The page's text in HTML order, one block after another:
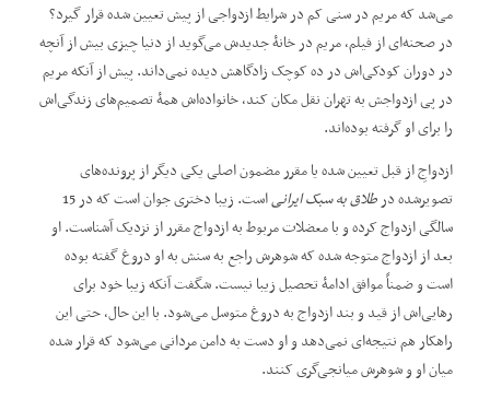
می‌شد که مریم در سنی کم در شرایط ازدواجی از پیش‌ تعیین ‌شده قرار گیرد؟
در صحنه‌ای از فیلم، مریم در خانۀ جدیدش می‌گوید از دنیا چیزی بیش از آنچه
در دوران کودکی‌اش در ده کوچک زادگاهش دیده نمی‌داند. پیش از آنکه مریم
در پی ازدواجش به تهران نقل مکان کند، خانواده‌اش همۀ تصمیم‌های زندگی‌اش
را برای او گرفته بوده‌اند.
ازدواجِ از قبل تعیین شده یا مقرر مضمون اصلی یکی دیگر از پرونده‌های
تصویرشده درطلاق به سبک ایرانی
است. زیبا دختری جوان است که در 15
سالگی ازدواج کرده و با معضلات مربوط ‌به ازدواج مقرر از نزدیک آشناست. او
بعد از ازدواج متوجه شده که شوهرش راجع به سنش به او دروغ گفته بوده
است و ضمناً موافق ادامۀ تحصیل زیبا نیست. شگفت آنکه زیبا خود برای
رهایی‌اش از قید و بند ازدواج به دروغ متوسل می‌شود. با این ‌حال، حتی این
راهکار هم نتیجه‌ای نمی‌دهد و او دست‌ به ‌دامن مردانی می‌شود که قرار شده
میان او و شوهرش میانجی‌گری کنند.